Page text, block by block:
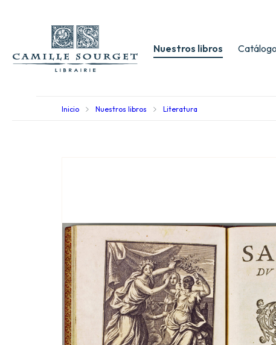
Nuestros libros
Inicio Nuestros libros Literatura